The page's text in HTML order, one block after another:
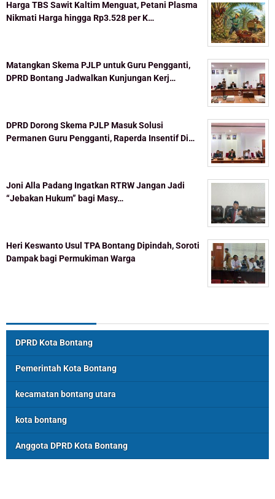
Harga TBS Sawit Kaltim Menguat, Petani Plasma
Nikmati Harga hingga Rp3.528 per K…
Matangkan Skema PJLP untuk Guru Pengganti,
DPRD Bontang Jadwalkan Kunjungan Kerj…
DPRD Dorong Skema PJLP Masuk Solusi
Permanen Guru Pengganti, Raperda Insentif Di…
Joni Alla Padang Ingatkan RTRW Jangan Jadi
“Jebakan Hukum” bagi Masy…
Heri Keswanto Usul TPA Bontang Dipindah, Soroti
Dampak bagi Permukiman Warga
DPRD Kota Bontang
Pemerintah Kota Bontang
kecamatan bontang utara
kota bontang
Anggota DPRD Kota Bontang